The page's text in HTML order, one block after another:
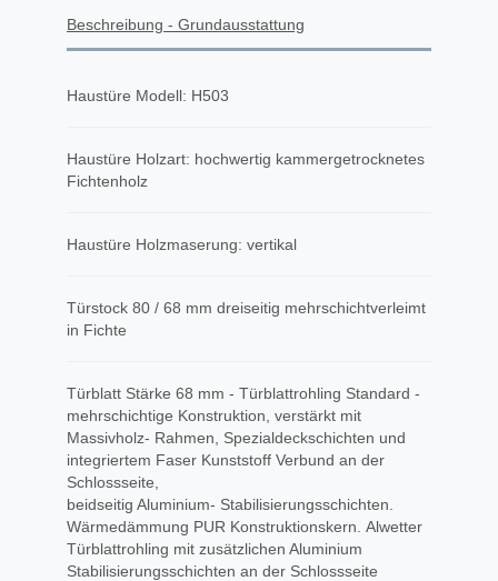
Beschreibung - Grundausstattung
Haustüre Modell: H503
Haustüre Holzart: hochwertig kammergetrocknetes
Fichtenholz
Haustüre Holzmaserung: vertikal
Türstock 80 / 68 mm dreiseitig mehrschichtverleimt
in Fichte
Türblatt Stärke 68 mm - Türblattrohling Standard -
mehrschichtige Konstruktion, verstärkt mit
Massivholz- Rahmen, Spezialdeckschichten und
integriertem Faser Kunststoff Verbund an der
Schlossseite,
beidseitig Aluminium- Stabilisierungsschichten.
Wärmedämmung PUR Konstruktionskern. Alwetter
Türblattrohling mit zusätzlichen Aluminium
Stabilisierungsschichten an der Schlossseite